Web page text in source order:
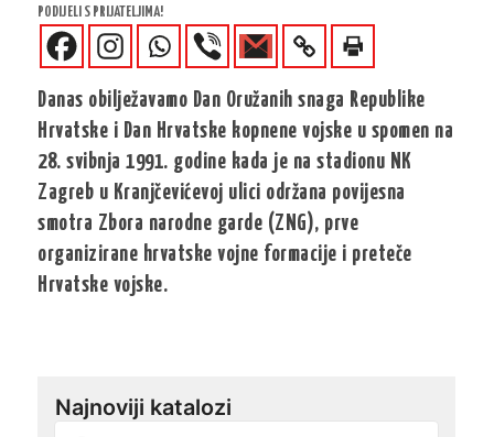
PODIJELI S PRIJATELJIMA!
Danas obilježavamo Dan Oružanih snaga Republike
Hrvatske i Dan Hrvatske kopnene vojske u spomen na
28. svibnja 1991. godine kada je na stadionu NK
Zagreb u Kranjčevićevoj ulici održana povijesna
smotra Zbora narodne garde (ZNG), prve
organizirane hrvatske vojne formacije i preteče
Hrvatske vojske.